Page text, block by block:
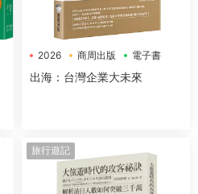
2026 商周出版 電子書
出海：台灣企業大未來
旅行遊記